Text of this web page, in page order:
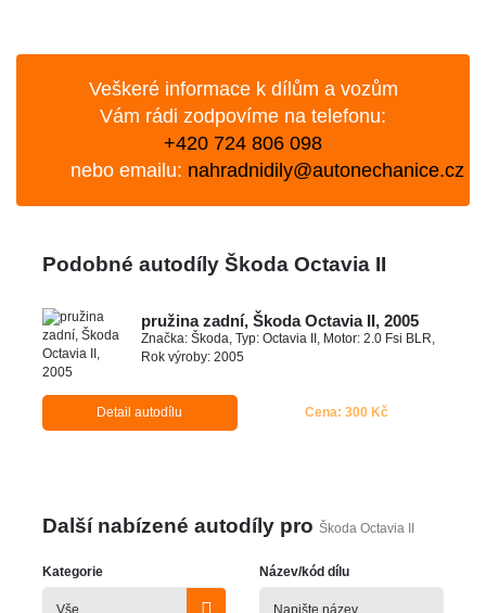
Veškeré informace k dílům a vozům
Vám rádi zodpovíme na telefonu:
+420 724 806 098
nebo emailu: nahradnidily@autonechanice.cz
Podobné autodíly Škoda Octavia II
pružina zadní, Škoda Octavia II, 2005
Značka: Škoda, Typ: Octavia II, Motor: 2.0 Fsi BLR,
Rok výroby: 2005
Detail autodílu Cena: 300 Kč
Další nabízené autodíly pro Škoda Octavia II
Kategorie Název/kód dílu